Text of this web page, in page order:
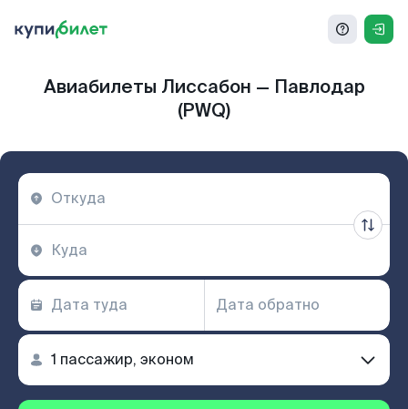
Авиабилеты Лиссабон — Павлодар
(PWQ)